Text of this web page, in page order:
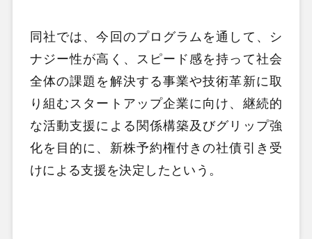
同社では、今回のプログラムを通して、シ
ナジー性が高く、スピード感を持って社会
全体の課題を解決する事業や技術革新に取
り組むスタートアップ企業に向け、継続的
な活動支援による関係構築及びグリップ強
化を目的に、新株予約権付きの社債引き受
けによる支援を決定したという。